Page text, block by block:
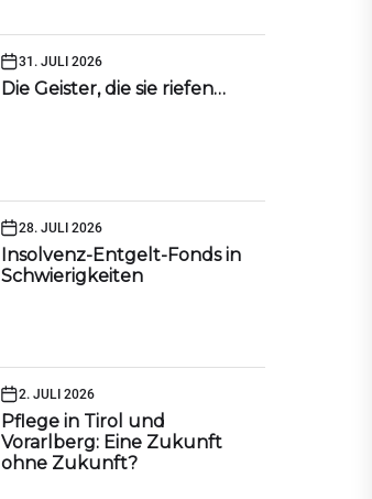
31. JULI 2026
Die Geister, die sie riefen…
28. JULI 2026
Insolvenz-Entgelt-Fonds in
Schwierigkeiten
2. JULI 2026
Pflege in Tirol und
Vorarlberg: Eine Zukunft
ohne Zukunft?